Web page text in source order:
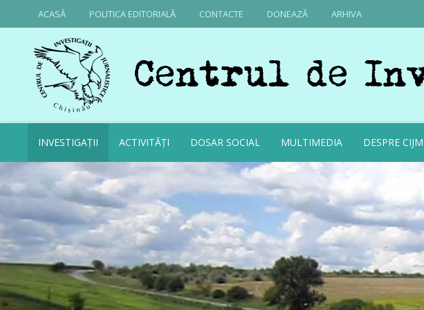
ACASĂ POLITICA EDITORIALĂ CONTACTE DONEAZĂ ARHIVA
INVESTIGAȚII ACTIVITĂȚI DOSAR SOCIAL MULTIMEDIA DESPRE CIJM